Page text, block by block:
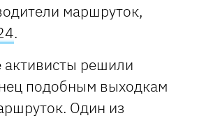
маршруток,
.
активисты решили
подобным выходкам
Один из